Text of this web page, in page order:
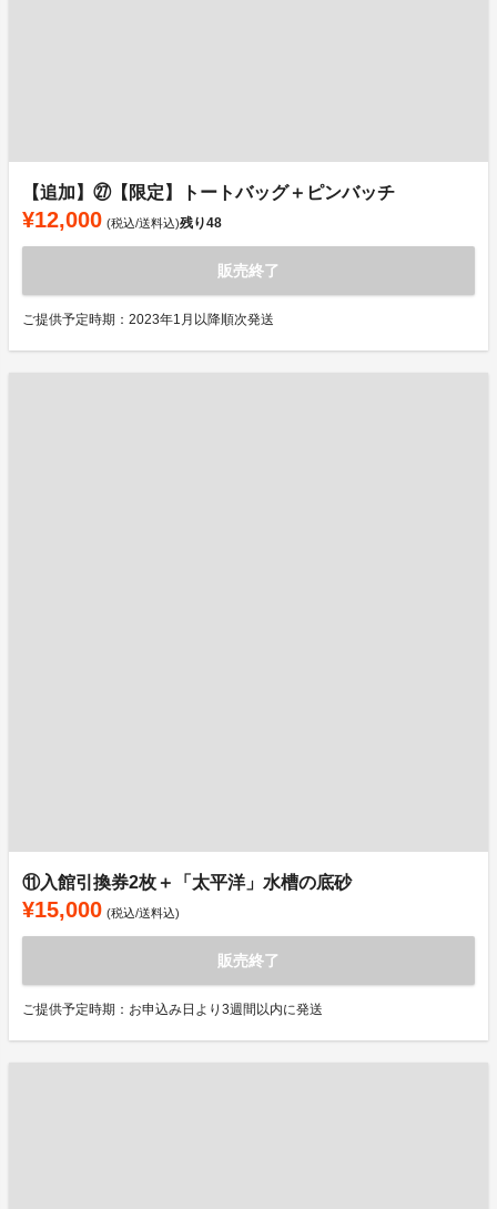
【追加】㉗【限定】トートバッグ＋ピンバッチ
¥12,000 (税込/送料込)残り48
販売終了
ご提供予定時期：2023年1月以降順次発送
⑪入館引換券2枚＋「太平洋」水槽の底砂
¥15,000 (税込/送料込)
販売終了
ご提供予定時期：お申込み日より3週間以内に発送